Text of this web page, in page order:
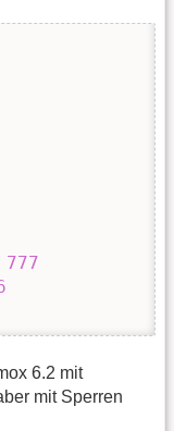
777
6.2 mit
mit Sperren